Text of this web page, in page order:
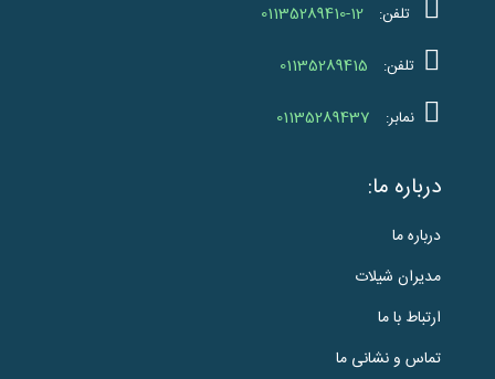
تلفن: 01135289410-12
تلفن: 01135289415
نمابر: 01135289437
درباره ما:
درباره ما
مدیران شیلات
ارتباط با ما
تماس و نشانی ما